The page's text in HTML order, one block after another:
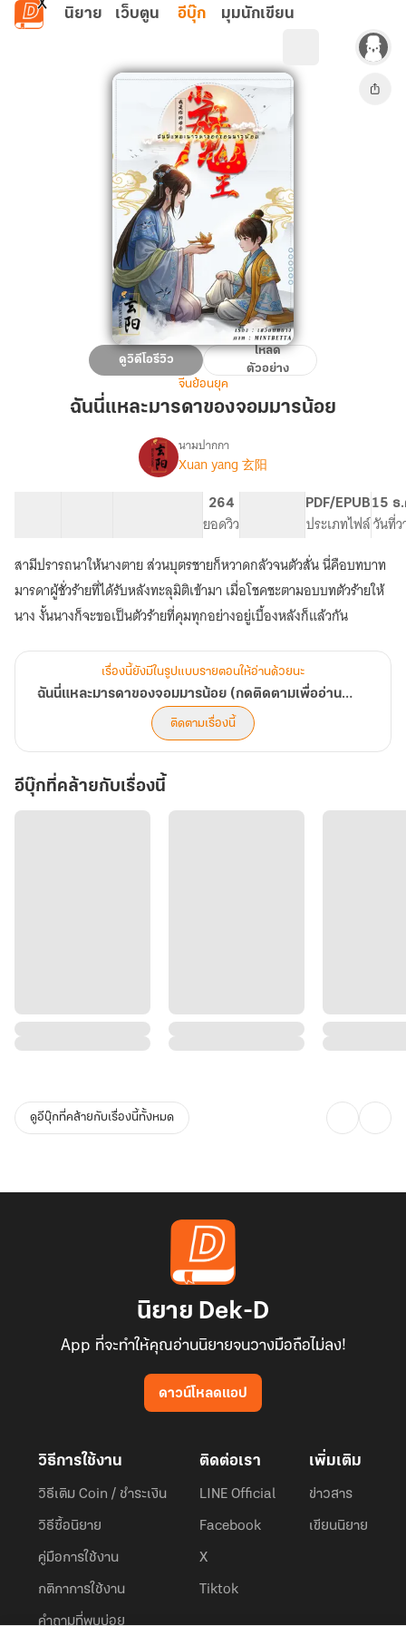
ข้ามไปยังเนื้อหาหลัก
นิยาย เว็บตูน อีบุ๊ก มุมนักเขียน
ฉัน
นี่
แหละ
จอม
ดูวิดีโอรีวิว
โหลด
ตัวอย่าง
จีนย้อนยุค
ฉันนี่แหละมารดาของจอมมารน้อย
เรื่อง
นี่
แหละ
มารดา
ของ
จอม
มาร
น้อย
(กด
เพื่อ
อ่าน
ฟรี)
นามปากกา
Xuan yang 玄阳
264
ยอดวิว
PDF/EPUB
ประเภทไฟล์
15 ธ
วันที่ว
สามีปรารถนาให้นางตาย ส่วนบุตรชายก็หวาดกลัวจนตัวสั่น นี่คือบทบาท
มารดาผู้ชั่วร้ายที่ได้รับหลังทะลุมิติเข้ามา เมื่อโชคชะตามอบบทตัวร้ายให้
นาง งั้นนางก็จะขอเป็นตัวร้ายที่คุมทุกอย่างอยู่เบื้องหลังก็แล้วกัน
เรื่องนี้ยังมีในรูปแบบรายตอนให้อ่านด้วยนะ
ฉันนี่แหละมารดาของจอมมารน้อย (กดติดตามเพื่ออ่านฟรี)
ติดตามเรื่องนี้
อีบุ๊กที่คล้ายกับเรื่องนี้
ดูอีบุ๊กที่คล้ายกับเรื่องนี้ทั้งหมด
นิยาย Dek-D
App ที่จะทำให้คุณอ่านนิยายจนวางมือถือไม่ลง!
ดาวน์โหลดแอป
วิธีการใช้งาน
วิธีเติม Coin / ชำระเงิน
วิธีซื้อนิยาย
คู่มือการใช้งาน
กติกาการใช้งาน
คำถามที่พบบ่อย
ติดต่อเรา
LINE Official
Facebook
X
Tiktok
เพิ่มเติม
ข่าวสาร
เขียนนิยาย